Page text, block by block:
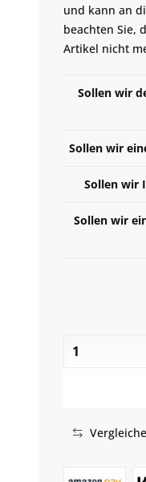
und kann an
beachten Sie,
Artikel nicht
Sollen wir
Sollen wir
Sollen wir
Sollen wir